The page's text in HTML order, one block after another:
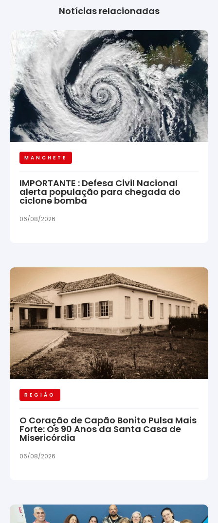
Notícias relacionadas
MANCHETE
IMPORTANTE : Defesa Civil Nacional
alerta população para chegada do
ciclone bomba
06/08/2026
REGIÃO
O Coração de Capão Bonito Pulsa Mais
Forte: Os 90 Anos da Santa Casa de
Misericórdia
06/08/2026